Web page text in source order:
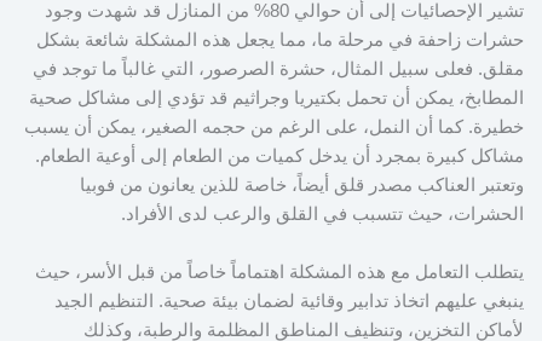
تشير الإحصائيات إلى أن حوالي 80% من المنازل قد شهدت وجود
حشرات زاحفة في مرحلة ما، مما يجعل هذه المشكلة شائعة بشكل
مقلق. فعلى سبيل المثال، حشرة الصرصور، التي غالباً ما توجد في
المطابخ، يمكن أن تحمل بكتيريا وجراثيم قد تؤدي إلى مشاكل صحية
خطيرة. كما أن النمل، على الرغم من حجمه الصغير، يمكن أن يسبب
مشاكل كبيرة بمجرد أن يدخل كميات من الطعام إلى أوعية الطعام.
وتعتبر العناكب مصدر قلق أيضاً، خاصة للذين يعانون من فوبيا
الحشرات، حيث تتسبب في القلق والرعب لدى الأفراد.
يتطلب التعامل مع هذه المشكلة اهتماماً خاصاً من قبل الأسر، حيث
ينبغي عليهم اتخاذ تدابير وقائية لضمان بيئة صحية. التنظيم الجيد
لأماكن التخزين، وتنظيف المناطق المظلمة والرطبة، وكذلك